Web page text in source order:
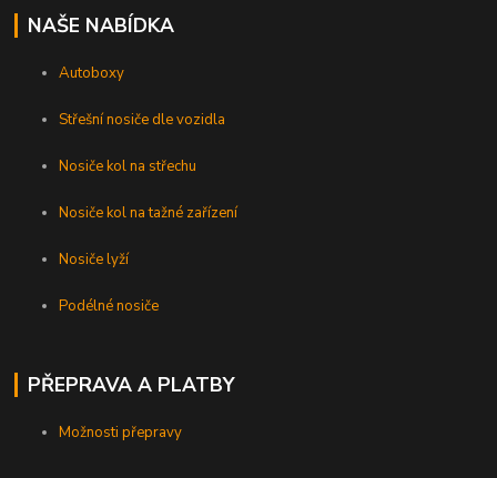
NAŠE NABÍDKA
Autoboxy
Střešní nosiče dle vozidla
Nosiče kol na střechu
Nosiče kol na tažné zařízení
Nosiče lyží
Podélné nosiče
PŘEPRAVA A PLATBY
Možnosti přepravy